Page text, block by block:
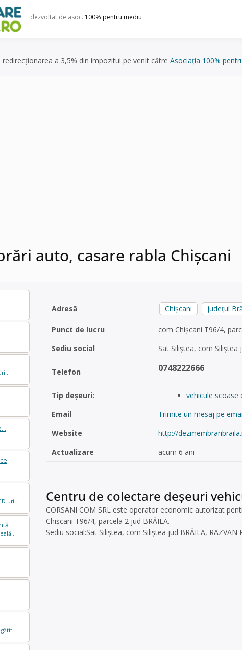
dezvoltat de asoc. 100% pentru mediu
a 3,5% din impozitul pe venit către Asociația 100%
auto, casare rabla Chișcani
uri...
Adresă Chișcani județul
Punct de lucru
com Chișcani T96/4,
Sediu social
Sat Siliștea, com Siliștea
Telefon 0748222666
Tip deșeuri:
vehicule scoase
Email
Trimite un mesaj pe
Website
http://
Actualizare
acum 6 ani
Centru de colectare deșeuri
CORSANI COM SRL este operator economic autorizat
Chișcani T96/4, parcela 2 jud BRĂILA.
Sediu social:Sat Siliștea, com Siliștea jud BRĂILA, RAZVAN